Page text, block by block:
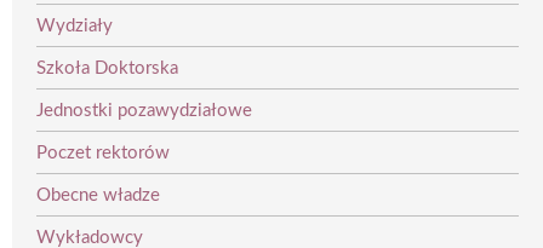
Wydziały
Szkoła Doktorska
Jednostki pozawydziałowe
Poczet rektorów
Obecne władze
Wykładowcy